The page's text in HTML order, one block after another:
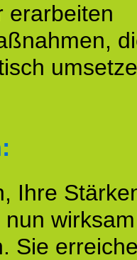
erarbeiten
Ihre
wirksam
Sie